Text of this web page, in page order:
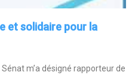
et solidaire pour la
m’a désigné rapporteur de